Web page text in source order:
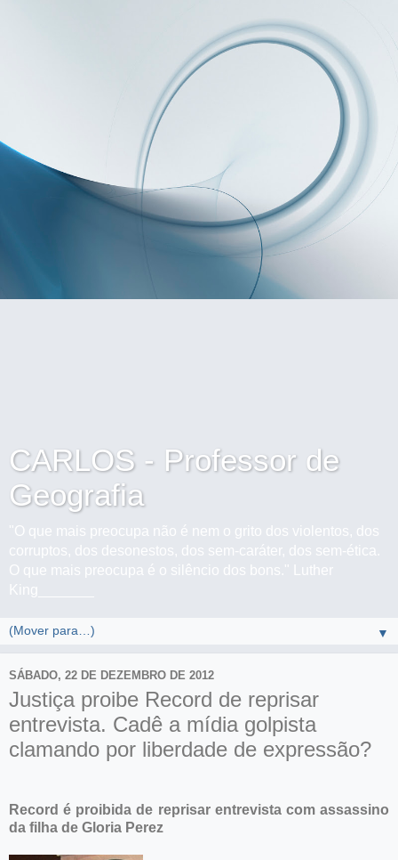
CARLOS - Professor de
Geografia
"O que mais preocupa não é nem o grito dos violentos, dos
corruptos, dos desonestos, dos sem-caráter, dos sem-ética.
O que mais preocupa é o silêncio dos bons." Luther
King_______
▼
SÁBADO, 22 DE DEZEMBRO DE 2012
Justiça proibe Record de reprisar
entrevista. Cadê a mídia golpista
clamando por liberdade de expressão?
Record é proibida de reprisar entrevista com assassino
da filha de Gloria Perez